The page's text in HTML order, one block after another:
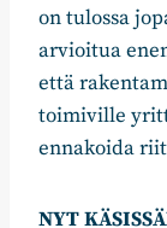
on tulossa
arvioitua
että
toimiville
ennakoida
NYT